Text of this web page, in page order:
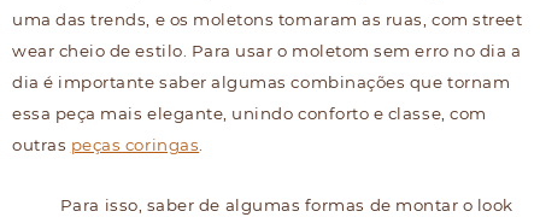
uma das trends, e os moletons tomaram as ruas, com street
wear cheio de estilo. Para usar o moletom sem erro no dia a
dia é importante saber algumas combinações que tornam
essa peça mais elegante, unindo conforto e classe, com
outras peças coringas
Para isso, saber de algumas formas de montar o look